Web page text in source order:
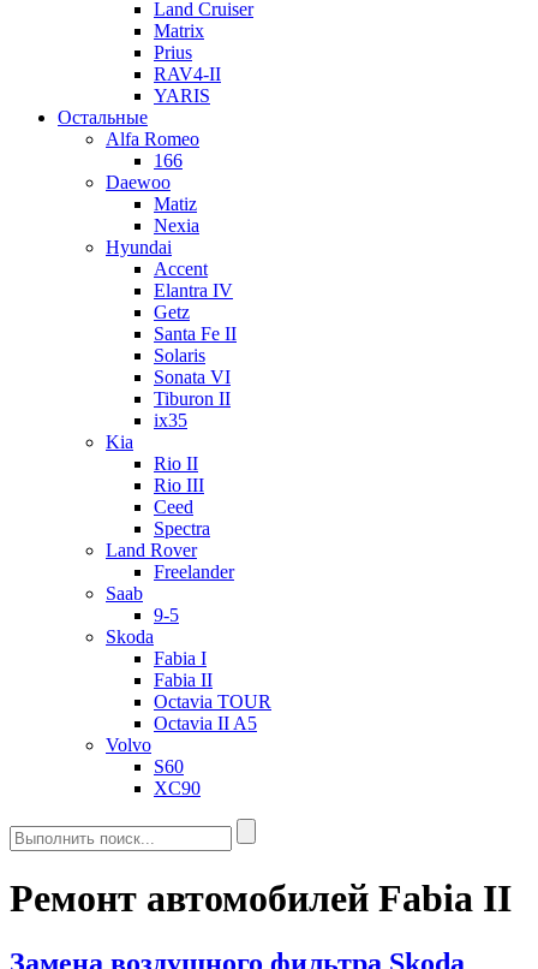
Land Cruiser
Matrix
Prius
RAV4-II
YARIS
Остальные
Alfa Romeo
166
Daewoo
Matiz
Nexia
Hyundai
Accent
Elantra IV
Getz
Santa Fe II
Solaris
Sonata VI
Tiburon II
ix35
Kia
Rio II
Rio III
Ceed
Spectra
Land Rover
Freelander
Saab
9-5
Skoda
Fabia I
Fabia II
Octavia TOUR
Octavia II A5
Volvo
S60
XC90
Ремонт автомобилей Fabia II